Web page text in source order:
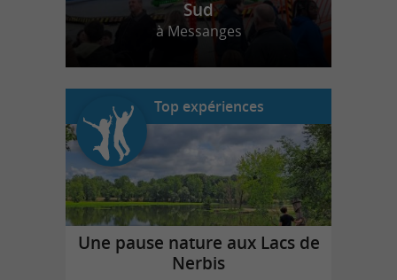
Sud
à Messanges
Top expériences
Une pause nature aux Lacs de
Nerbis